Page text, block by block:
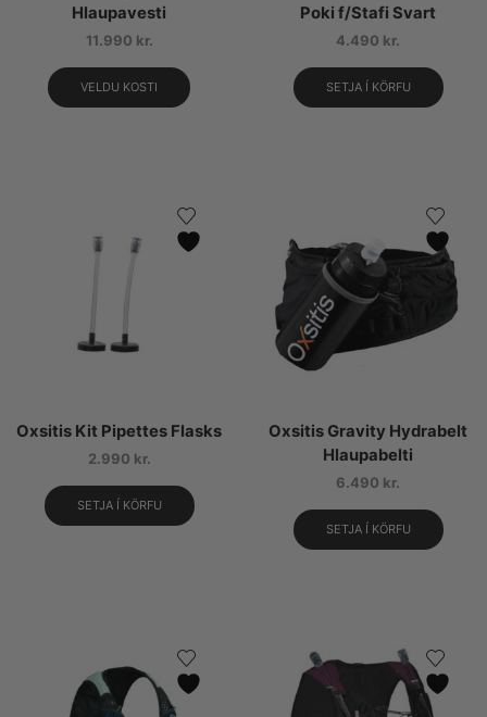
Hlaupavesti
11.990 kr.
VELDU KOSTI
Poki f/Stafi Svart
4.490 kr.
SETJA Í KÖRFU
Oxsitis Kit Pipettes Flasks
2.990 kr.
SETJA Í KÖRFU
Oxsitis Gravity Hydrabelt
Hlaupabelti
6.490 kr.
SETJA Í KÖRFU